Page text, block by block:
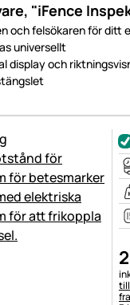
"iFence
och felsökaren för ditt
universellt
display och